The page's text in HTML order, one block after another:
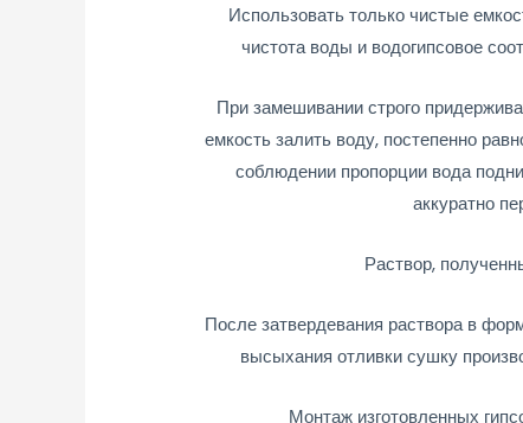
Использовать только чистые
чистота воды и водогипсовое
При замешивании строго
емкость залить воду, постепенно
соблюдении пропорции вода
аккуратно
Раствор,
После затвердевания раствора в
высыхания отливки сушку
Монтаж изготовленных